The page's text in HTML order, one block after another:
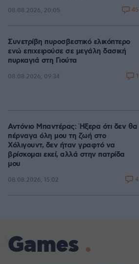
08.08.2026, 20:05 45
Συνετρίβη πυροσβεστικό ελικόπτερο
ενώ επιχειρούσε σε μεγάλη δασική
πυρκαγιά στη Γιούτα
08.08.2026, 09:34 1
Αντόνιο Μπαντέρας: Ήξερα ότι δεν θα
πέρναγα όλη μου τη ζωή στο
Χόλιγουντ, δεν ήταν γραφτό να
βρίσκομαι εκεί, αλλά στην πατρίδα
μου
08.08.2026, 15:02 4
Games